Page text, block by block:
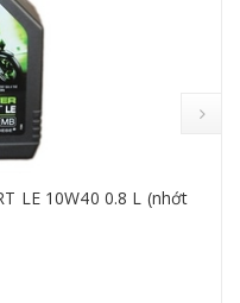
LE 10W40 0.8 L (nhớt